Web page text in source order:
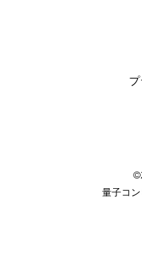
産総研の
(中性原
億円（
するの
量子コ